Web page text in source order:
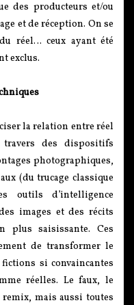
des producteurs et/ou
et de réception. On se
réel… ceux ayant été
exclus.
la relation entre réel
des dispositifs
photographiques,
(du trucage classique
outils d’intelligence
images et des récits
plus saisissante. Ces
de transformer le
si convaincantes
réelles. Le faux, le
mais aussi toutes